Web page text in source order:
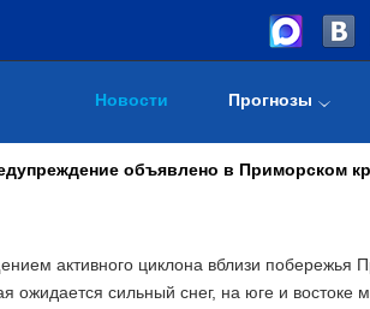
Новости Прогнозы
объявлено в Приморском
активного циклона вблизи побережья
ожидается сильный снег, на юге и